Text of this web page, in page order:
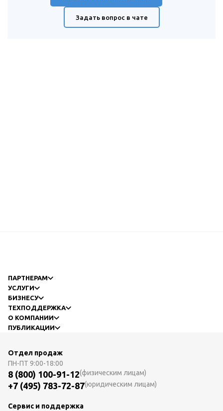
Задать вопрос в чате
ПАРТНЕРАМ
УСЛУГИ
БИЗНЕСУ
ТЕХПОДДЕРЖКА
О КОМПАНИИ
ПУБЛИКАЦИИ
Отдел продаж
ПН-ПТ 9:00-18:00
8 (800) 100-91-12(физическим лицам)
+7 (495) 783-72-87(юридическим лицам)
Сервис и поддержка